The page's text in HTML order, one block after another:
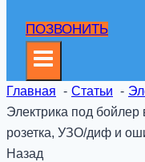
ПОЗВОНИТЬ
Главная Статьи
Электрика под бойлер
розетка, УЗО/диф и
Назад